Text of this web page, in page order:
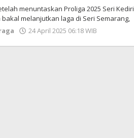
menuntaskan Proliga 2025 Seri
melanjutkan laga di Seri Semarang,
24 April 2025 06:18 WIB